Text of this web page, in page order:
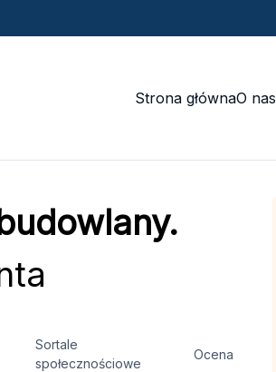
Strona głównaO nas
Sortale
społecznościowe
Ocena